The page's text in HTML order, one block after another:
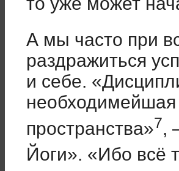
А мы часто при
раздражиться
и себе.
пространства»7,
Йоги». «Ибо всё